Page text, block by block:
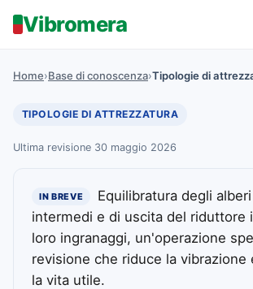
Vibromera
Home›Base di conoscenza›Tipologie di
TIPOLOGIE DI ATTREZZATURA
Ultima revisione 30 maggio 2026
IN BREVE
Equilibratura degli
intermedi e di uscita del riduttore
loro ingranaggi, un'operazione
revisione che riduce la vibrazione
la vita utile.